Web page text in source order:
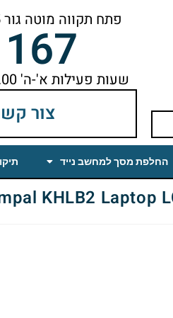
פתח תקווה מוטה גור 5 קומה ראשונה ימינה מהמעלית עד הסוף
שעות פעילות א'-ה' 10.00 עד 18.00 הפסקת צהריים 14.00-15.00
צור
החלפת מסך למחשב נייד